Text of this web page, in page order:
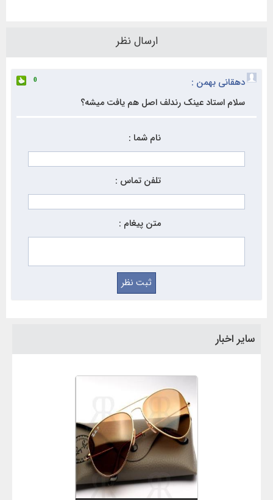
ارسال نظر
دهقانی بهمن : 0
سلام استاد عینک رندلف اصل هم یافت میشه؟
نام شما :
تلفن تماس :
متن پیغام :
سایر اخبار